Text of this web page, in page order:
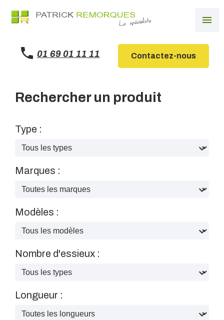
menu
01 69 01 11 11 Contactez-nous
Rechercher un produit
Type :
Marques :
Modèles :
Nombre d'essieux :
Longueur :